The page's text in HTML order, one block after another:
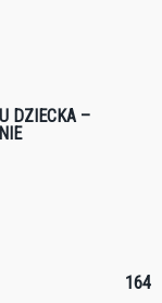
DZIECKA –
164